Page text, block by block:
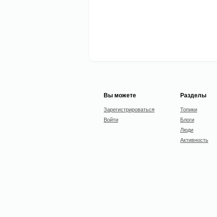
Вы можете
Зарегистрироваться
Войти
Разделы
Топики
Блоги
Люди
Активность